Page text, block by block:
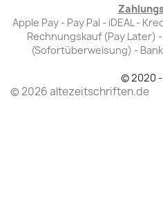
Apple Pay - Pay Pal - iDEAL -
Rechnungskauf (Pay Later)
(Sofortüberweisung) -
© 2020
© 2026 altezeitschriften.de